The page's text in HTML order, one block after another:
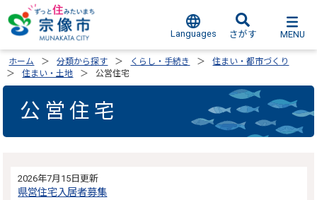
Languages さがす MENU
ホーム 分類から探す くらし・手続き
住まい・都市づくり
住まい・土地
公営住宅
公営住宅
2026年7月15日更新
県営住宅入居者募集